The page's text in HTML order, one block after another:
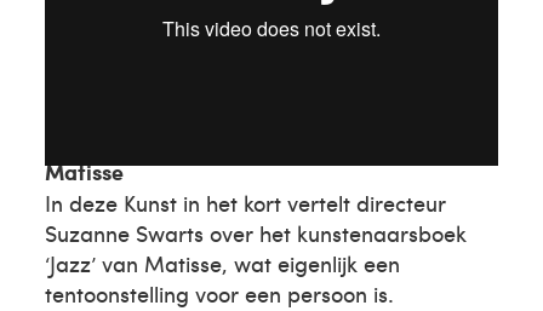
Matisse
In deze Kunst in het kort vertelt directeur
Suzanne Swarts over het kunstenaarsboek
‘Jazz’ van Matisse, wat eigenlijk een
tentoonstelling voor een persoon is.